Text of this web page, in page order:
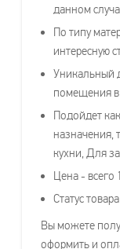
данном
По типу
интересную
Уникальный
помещения в
Подойдет
назначения,
кухни, Для
Цена - всего
Статус
Вы можете
оформить и